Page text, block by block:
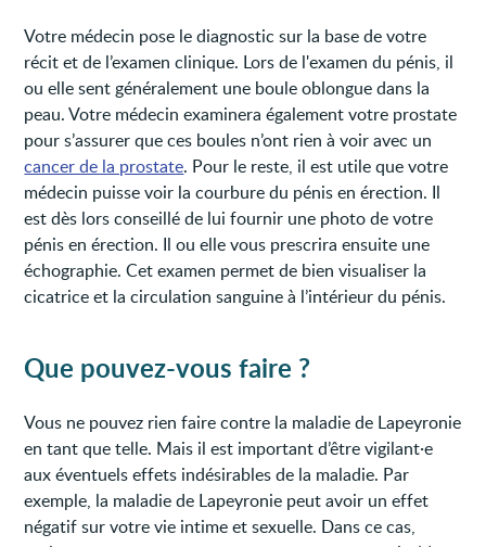
Votre médecin pose le diagnostic sur la base de votre
récit et de l’examen clinique. Lors de l'examen du pénis, il
ou elle sent généralement une boule oblongue dans la
peau. Votre médecin examinera également votre prostate
pour s’assurer que ces boules n’ont rien à voir avec un
cancer de la prostate. Pour le reste, il est utile que votre
médecin puisse voir la courbure du pénis en érection. Il
est dès lors conseillé de lui fournir une photo de votre
pénis en érection. Il ou elle vous prescrira ensuite une
échographie. Cet examen permet de bien visualiser la
cicatrice et la circulation sanguine à l’intérieur du pénis.
Que pouvez-vous faire ?
Vous ne pouvez rien faire contre la maladie de Lapeyronie
en tant que telle. Mais il est important d’être vigilant·e
aux éventuels effets indésirables de la maladie. Par
exemple, la maladie de Lapeyronie peut avoir un effet
négatif sur votre vie intime et sexuelle. Dans ce cas,